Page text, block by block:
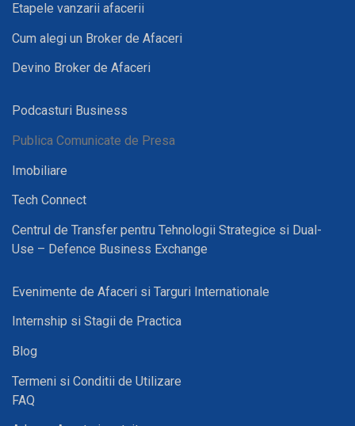
Etapele vanzarii afacerii
Cum alegi un Broker de Afaceri
Devino Broker de Afaceri
Podcasturi Business
Publica Comunicate de Presa
Imobiliare
Tech Connect
Centrul de Transfer pentru Tehnologii Strategice si Dual-
Use – Defence Business Exchange
Evenimente de Afaceri si Targuri Internationale
Internship si Stagii de Practica
Blog
Termeni si Conditii de Utilizare
FAQ